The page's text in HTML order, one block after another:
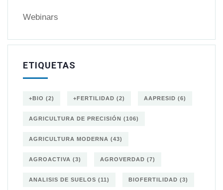
Webinars
ETIQUETAS
+BIO (2) +FERTILIDAD (2) AAPRESID (6)
AGRICULTURA DE PRECISIÓN (106)
AGRICULTURA MODERNA (43)
AGROACTIVA (3) AGROVERDAD (7)
ANALISIS DE SUELOS (11) BIOFERTILIDAD (3)